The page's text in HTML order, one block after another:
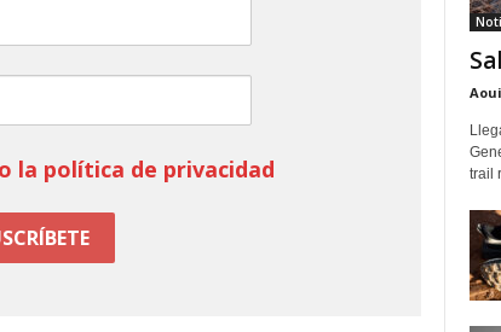
la política de privacidad
trail